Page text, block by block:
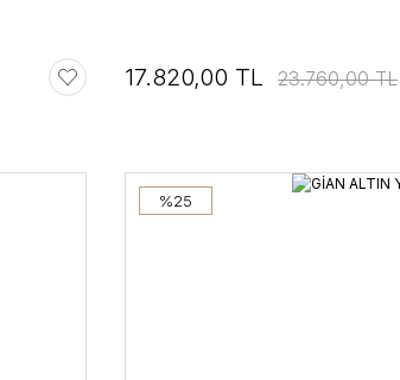
17.820,00 TL 23.760,00 TL
%25